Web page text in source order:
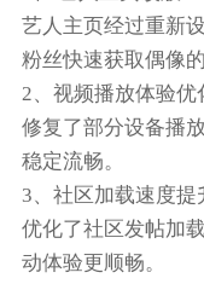
艺人主页经过重新
粉丝快速获取偶像
2、视频播放体验优
修复了部分设备播
稳定流畅。
3、社区加载速度提
优化了社区发帖加
动体验更顺畅。